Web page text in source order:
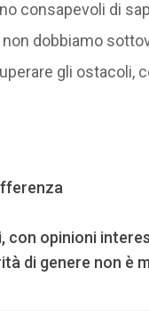
consapevoli di
dobbiamo
gli ostacoli,
con opinioni
di genere non è